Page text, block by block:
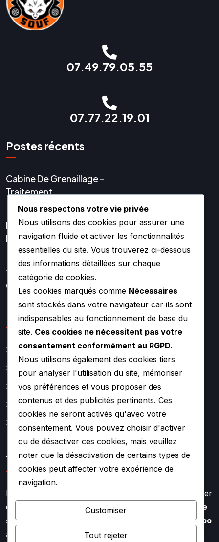
07.49.79.05.55
07.77.22.19.01
Postes récents
Cabine De Grenaillage –
Traitement
Réparation Et Rénovation
De Turbo
Turbos Hybrides Et
Compétition –
Lien rapide
Catalogue
A propos
Contact
Mentions légales
TURBO SOUF
Faire appel à l’expertise de TURBO SOUF, c’est profiter
d’un savoir faire aiguisé depuis plus de
20 ans dans le
secteur de la rénovation et de la réparation de turbo
auto
Nous respectons votre vie privée
Nous utilisons des cookies pour assurer une
navigation fluide et activer les fonctionnalités
essentielles du site. Vous trouverez ci-dessous
des informations détaillées sur chaque
catégorie de cookies.
Les cookies marqués comme Nécessaires
sont stockés dans votre navigateur car ils sont
indispensables au fonctionnement de base du
site. Ces cookies ne nécessitent pas votre
consentement conformément au RGPD.
Nous utilisons également des cookies tiers
pour analyser l'utilisation du site, mémoriser
vos préférences et vous proposer des
contenus et des publicités pertinents. Ces
cookies ne seront activés qu'avec votre
consentement. Vous pouvez choisir d'activer
ou de désactiver ces cookies, mais veuillez
noter que la désactivation de certains types de
cookies peut affecter votre expérience de
navigation.
Customiser
Tout rejeter